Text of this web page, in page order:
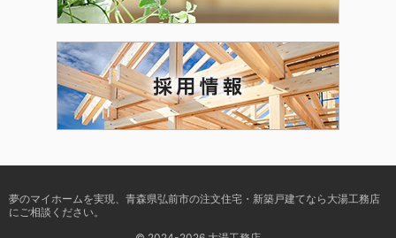
夢のマイホームを実現、 青森県弘前市の注文住宅・新築戸建てなら大湯工務店
にご相談ください。